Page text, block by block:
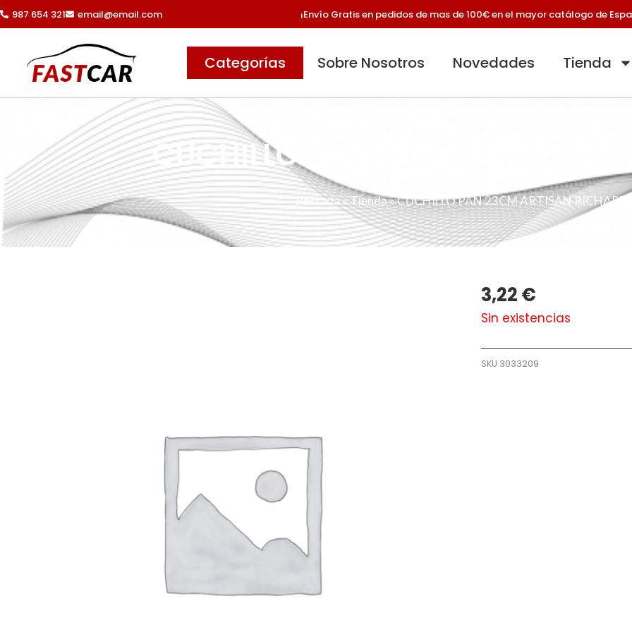
Ir
al
contenido
987 654 321 email@email.com ¡Envío Gratis en pedidos de mas de 100€ en el mayor catálogo de
Categorías Sobre Nosotros Novedades Tienda
CUCHILLO PAN 23CM ARTISAN
Portada»Tienda»CUCHILLO PAN 23CM ARTISAN
3,22€
Sin existencias
SKU 3033209